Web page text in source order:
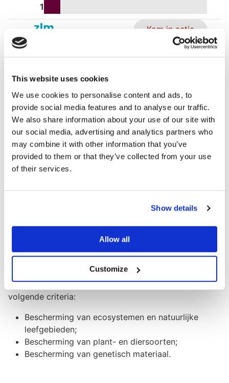
This website uses cookies
We use cookies to personalise content and ads, to
provide social media features and to analyse our traffic.
We also share information about your use of our site with
our social media, advertising and analytics partners who
may combine it with other information that you’ve
provided to them or that they’ve collected from your use
of their services.
Show details
Allow all
Customize
1
Kom in actie
Lees meer over Natuur
De steeds snellere achteruitgang van de mondiale
biodiversiteit (natuur) is een van de meest urgente
milieuzorgen. Het verlies van biodiversiteit brengt
enorme potentiële kosten en risico’s met zich mee.
Denk aan de vernietiging van leefgebieden, het verlies
van de functies van ecosystemen, de bedreiging van
overheden die verder verlies aan natuurwaardes willen
voorkomen, en dit principe systematisch in praktijk
brengen. Een goed beleid op natuur voldoet onder
meer aan de volgende criteria:
Een goed beleid op natuur voldoet onder meer aan de
volgende criteria:
Bescherming van ecosystemen en natuurlijke
leefgebieden;
Bescherming van plant- en diersoorten;
Bescherming van genetisch materiaal.